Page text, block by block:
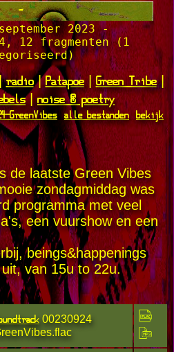
-
2023 -
12 fragmenten (1
radio|Patapoe|Green Tribe|
|noise & poetry
GreenVibes alle bestanden bekijk
de laatste Green Vibes
zondagmiddag was
programma met veel
een vuurshow en een
beings&happenings
van 15u to 22u.
00230924